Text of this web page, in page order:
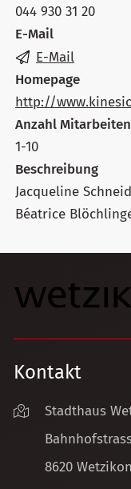
044 930 31 20
E-Mail
E-Mail
Homepage
http://
Anzahl
1-10
Beschreibung
Jacqueline
Béatrice
Kontakt
Stadthaus
8620 Wetzikon